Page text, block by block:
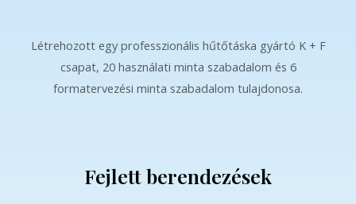
Létrehozott egy professzionális hűtőtáska gyártó K + F
csapat, 20 használati minta szabadalom és 6
formatervezési minta szabadalom tulajdonosa.
Fejlett berendezések